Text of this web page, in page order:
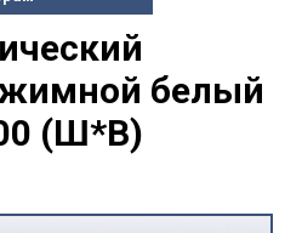
белый
(Ш*В)